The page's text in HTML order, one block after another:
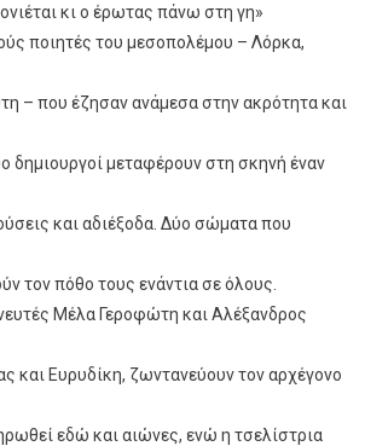
κι ο έρωτας πάνω στη γη»
ποιητές του μεσοπολέμου – Λόρκα,
– που έζησαν ανάμεσα στην ακρότητα και
δημιουργοί μεταφέρουν στη σκηνή έναν
και αδιέξοδα. Δύο σώματα που
τον πόθο τους ενάντια σε όλους.
Μέλα Γεροφώτη και Αλέξανδρος
και Ευρυδίκη, ζωντανεύουν τον αρχέγονο
εδώ και αιώνες, ενώ η τσελίστρια